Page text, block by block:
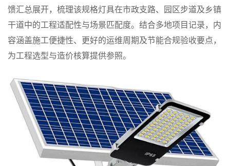
馈汇总展开，梳理该规格灯具在市政支路、园区步道及乡镇
干道中的工程适配性与场景匹配度。结合多地项目记录，内
容涵盖施工便捷性、更好的运维周期及节能合规验收要点，
为工程选型与造价核算提供参照。